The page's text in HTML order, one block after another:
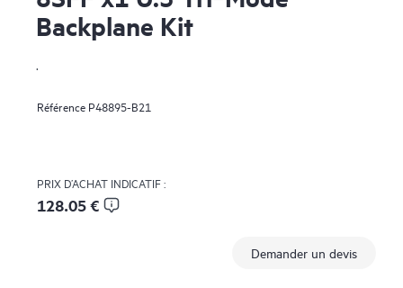
Backplane Kit
.
Référence P48895-B21
PRIX D’ACHAT INDICATIF :
128.05 €
Demander un devis